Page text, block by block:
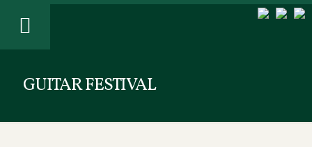
GUITAR FESTIVAL